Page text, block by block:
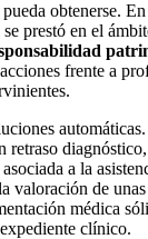
obtenerse.
se prestó en el
frente a
retraso
a la
valoración de unas
médica
clínico.